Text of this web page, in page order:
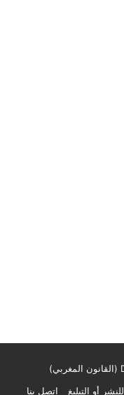
للنشر أو التبليغ اتصل بنا